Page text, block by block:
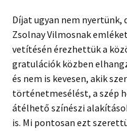
Díjat ugyan nem nyertünk,
Zsolnay Vilmosnak
vetítésén érezhettük a
gratulációk közben
és nem is kevesen, akik
történetmesélést, a szép
átélhető színészi
is. Mi pontosan ezt